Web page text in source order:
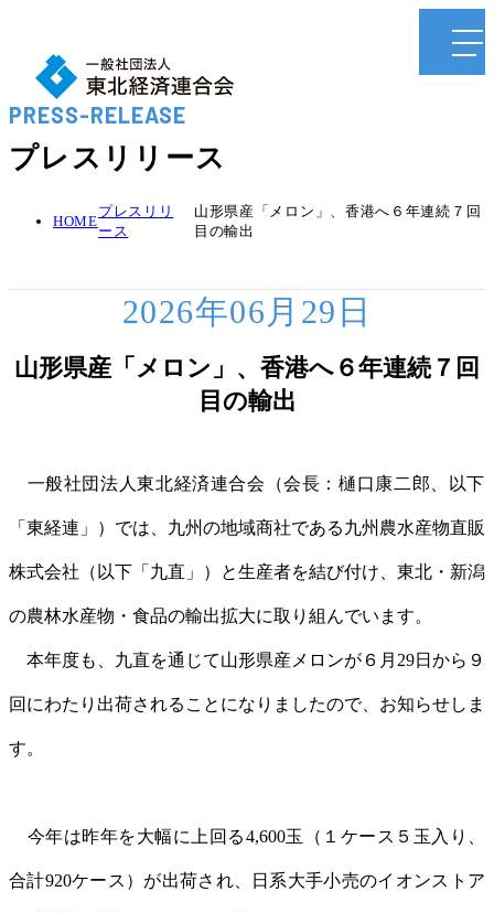
PRESS-RELEASE
プレスリリース
HOME
プレスリリ
ース
山形県産「メロン」、香港へ６年連続７回
目の輸出
2026年06月29日
山形県産「メロン」、香港へ６年連続７回
目の輸出
一般社団法人東北経済連合会（会長：樋󠄀口康二郎、以下
「東経連」）では、九州の地域商社である九州農水産物直販
株式会社（以下「九直」）と生産者を結び付け、東北・新潟
の農林水産物・食品の輸出拡大に取り組んでいます。
本年度も、九直を通じて山形県産メロンが６月29日から９
回にわたり出荷されることになりましたので、お知らせしま
す。
今年は昨年を大幅に上回る4,600玉（１ケース５玉入り、
合計920ケース）が出荷され、日系大手小売のイオンストア